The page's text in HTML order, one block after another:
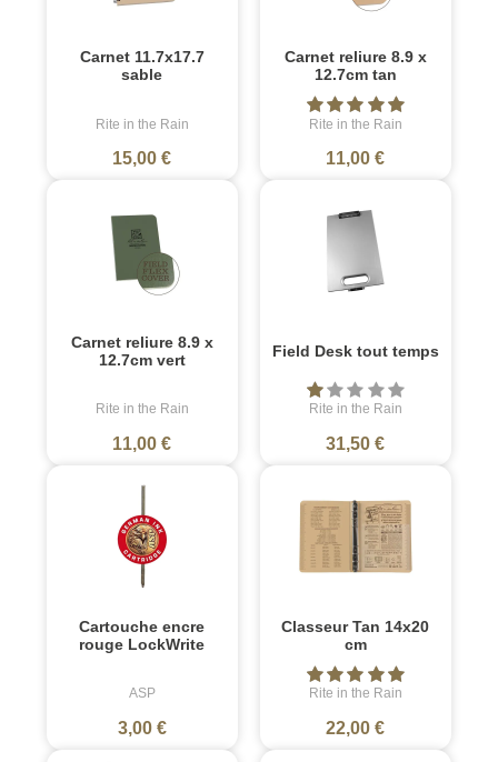
Carnet 11.7x17.7
sable
Rite in the Rain
15,00 €
Carnet reliure 8.9 x
12.7cm tan
Rite in the Rain
11,00 €
Carnet reliure 8.9 x
12.7cm vert
Rite in the Rain
11,00 €
Field Desk tout temps
Rite in the Rain
31,50 €
Cartouche encre
rouge LockWrite
ASP
3,00 €
Classeur Tan 14x20
cm
Rite in the Rain
22,00 €